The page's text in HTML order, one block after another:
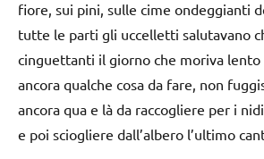
fiore, sui pini, sulle cime ondeggianti
tutte le parti gli uccelletti salutavano
cinguettanti il giorno che moriva lento
ancora qualche cosa da fare, non
ancora qua e là da raccogliere per i
e poi sciogliere dall’albero l’ultimo